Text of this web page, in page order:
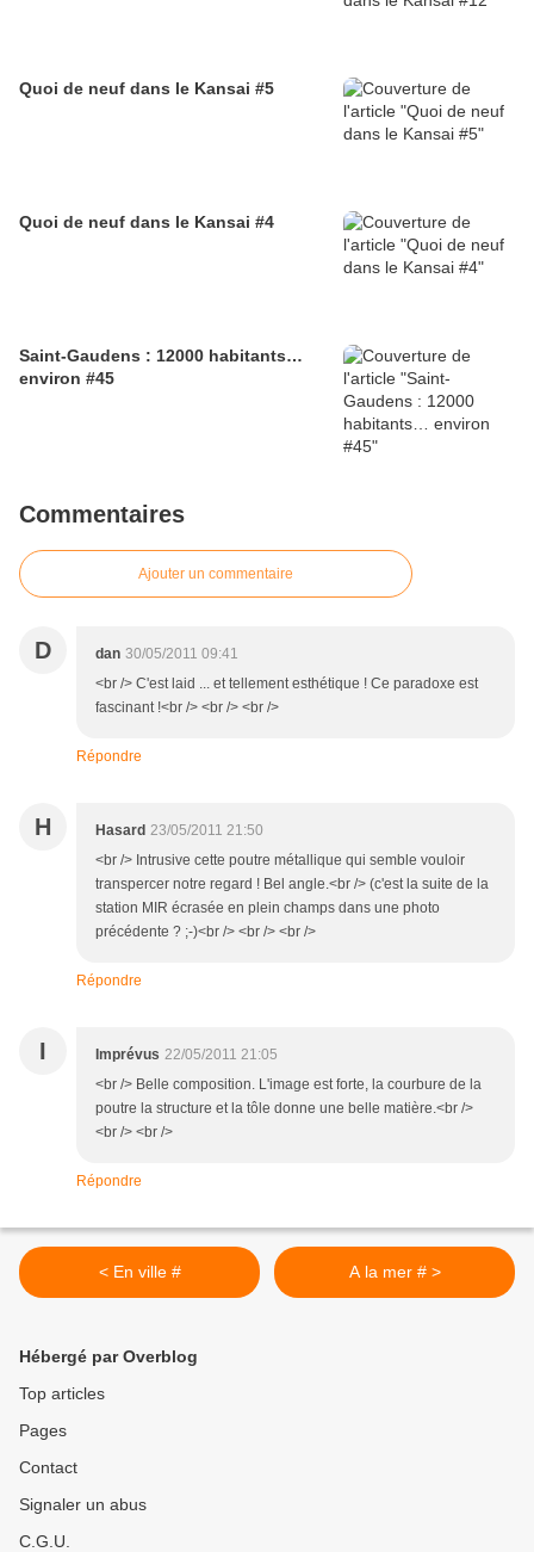
Quoi de neuf dans le Kansai #5
Quoi de neuf dans le Kansai #4
Saint-Gaudens : 12000 habitants…
environ #45
Commentaires
Ajouter un commentaire
D dan 30/05/2011 09:41
<br /> C'est laid ... et tellement esthétique ! Ce paradoxe est
fascinant !<br /> <br /> <br />
Répondre
H Hasard 23/05/2011 21:50
<br /> Intrusive cette poutre métallique qui semble vouloir
transpercer notre regard ! Bel angle.<br /> (c'est la suite de la
station MIR écrasée en plein champs dans une photo
précédente ? ;-)<br /> <br /> <br />
Répondre
I Imprévus 22/05/2011 21:05
<br /> Belle composition. L'image est forte, la courbure de la
poutre la structure et la tôle donne une belle matière.<br />
<br /> <br />
Répondre
< En ville # A la mer # >
Hébergé par Overblog
Top articles
Pages
Contact
Signaler un abus
C.G.U.